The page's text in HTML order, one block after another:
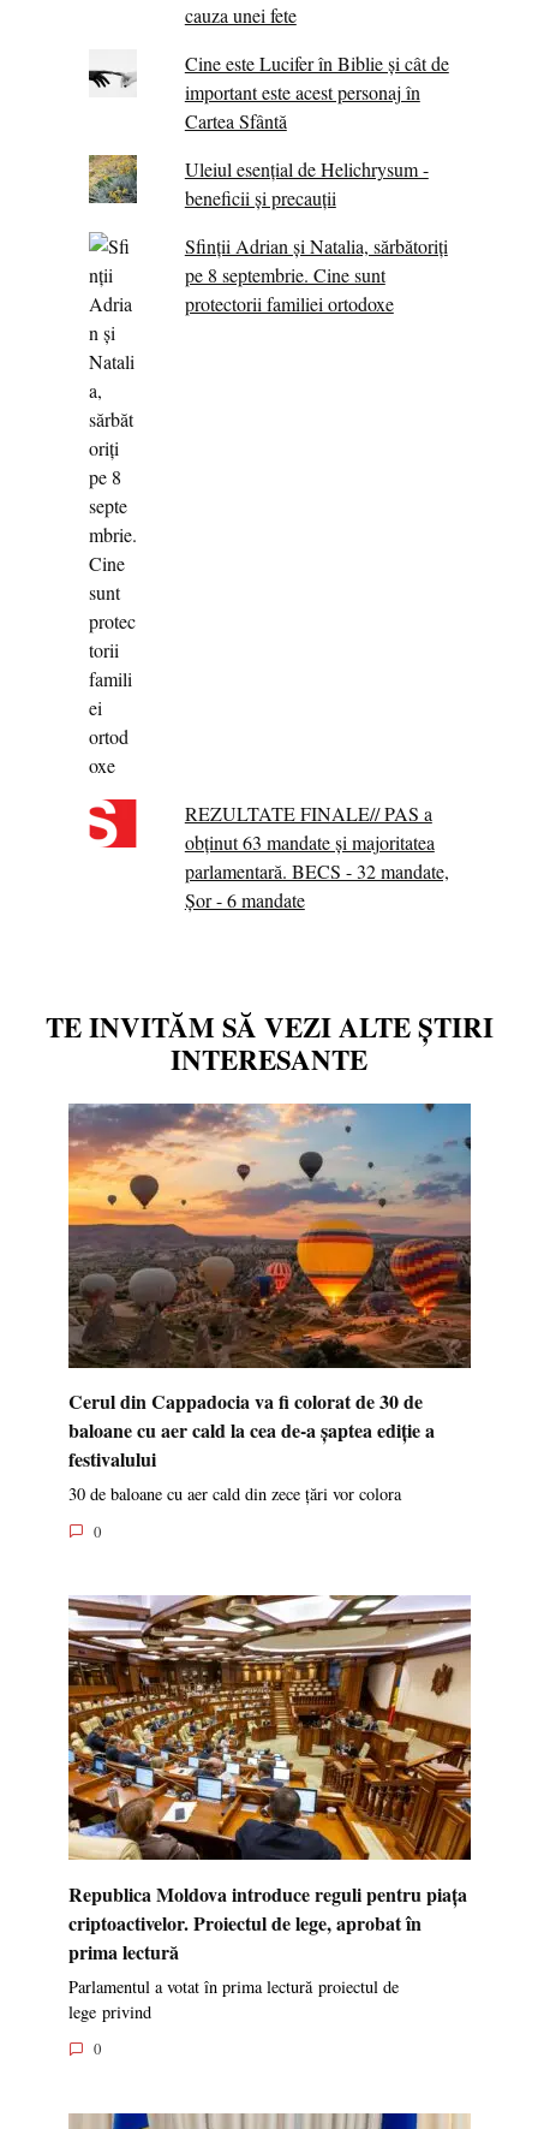
cauza unei fete
Cine este Lucifer în Biblie și cât de
important este acest personaj în
Cartea Sfântă
Uleiul esențial de Helichrysum -
beneficii și precauții
Sfinții Adrian și Natalia, sărbătoriți
pe 8 septembrie. Cine sunt
protectorii familiei ortodoxe
REZULTATE FINALE// PAS a
obținut 63 mandate și majoritatea
parlamentară. BECS - 32 mandate,
Șor - 6 mandate
TE INVITĂM SĂ VEZI ALTE ȘTIRI
INTERESANTE
Cerul din Cappadocia va fi colorat de 30 de
baloane cu aer cald la cea de-a șaptea ediție a
festivalului
30 de baloane cu aer cald din zece țări vor colora
0
Republica Moldova introduce reguli pentru piața
criptoactivelor. Proiectul de lege, aprobat în
prima lectură
Parlamentul a votat în prima lectură proiectul de
lege privind
0